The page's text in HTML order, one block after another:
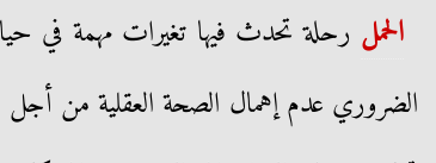
الحمل رحلة تحدث فيها تغيرات مهمة في
الضروري عدم إهمال الصحة العقلية من